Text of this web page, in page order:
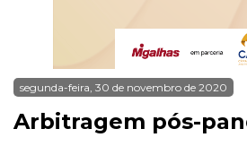
segunda-feira, 30 de novembro de 2020
Arbitragem pós-